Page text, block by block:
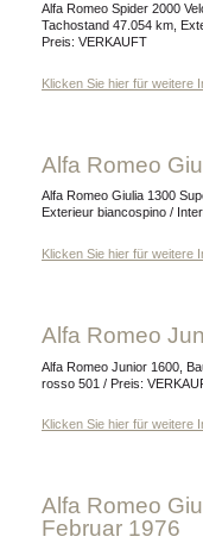
Alfa Romeo Spider 2000 Veloce "Coda Tronca", Baujahr Mai 1981,
Tachostand 47.054 km,
Preis: VERKAUFT
Klicken Sie hier für weitere
Alfa Romeo
Alfa Romeo Giulia 1300 Super, Baujahr April 1972, Tachostand 19.398 km,
Exterieur biancospino /
Klicken Sie hier für weitere
Alfa Romeo
Alfa Romeo Junior 1600, Baujahr Juli 1973, Tachostand 38.489 km, Exterieur
rosso 501 / Preis:
Klicken Sie hier für weitere
Alfa Romeo Giulia Nuova Super 1300 -
Februar 1976